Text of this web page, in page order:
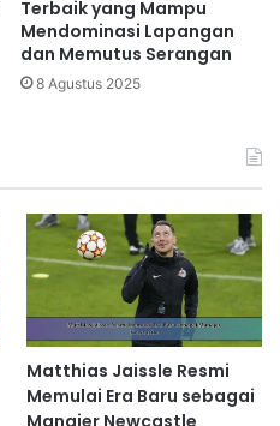
Terbaik yang Mampu
Mendominasi Lapangan
dan Memutus Serangan
8 Agustus 2025
Matthias Jaissle Resmi
Memulai Era Baru sebagai
Manajer Newcastle